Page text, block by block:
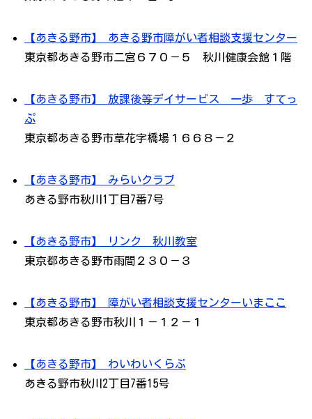
【あきる野市】 あきる野市障がい者相談支援センター
東京都あきる野市二宮６７０－５ 秋川健康会館１階
【あきる野市】 放課後等デイサービス 一歩 すてっ
ぷ
東京都あきる野市草花字橋場１６６８－２
【あきる野市】 みらいクラブ
あきる野市秋川1丁目7番7号
【あきる野市】 リンク 秋川教室
東京都あきる野市雨間２３０－３
【あきる野市】 障がい者相談支援センターいまここ
東京都あきる野市秋川１－１２－１
【あきる野市】 わいわいくらぶ
あきる野市秋川2丁目7番15号